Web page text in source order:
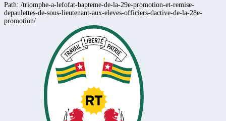
Path: /triomphe-a-lefofat-bapteme-de-la-29e-promotion-et-remise-
depaulettes-de-sous-lieutenant-aux-eleves-officiers-dactive-de-la-28e-
promotion/